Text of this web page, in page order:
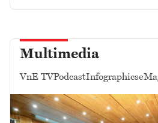
Multimedia
VnE TVPodcastInfographics